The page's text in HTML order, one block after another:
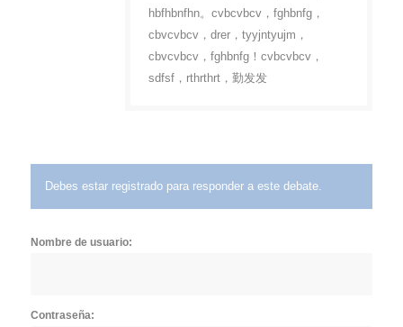
hbfhbnfhn。cvbcvbcv，fghbnfg，
cbvcvbcv，drer，tyyjntyujm，
cbvcvbcv，fghbnfg！cvbcvbcv，
sdfsf，rthrthrt，勤发发
Debes estar registrado para responder a este debate.
Nombre de usuario:
Contraseña: